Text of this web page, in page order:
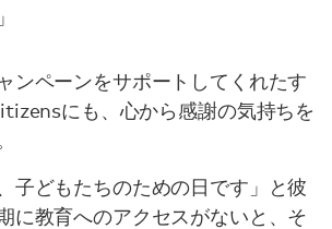
ンペーンをサポートしてくれたす
にも、心から感謝の気持ちを
子どもたちのための日です」と彼
に教育へのアクセスがないと、そ